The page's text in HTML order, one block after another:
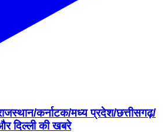
कर्नाटक/मध्य प्रदेश/छत्तीसगढ़/
दिल्ली की खबरे